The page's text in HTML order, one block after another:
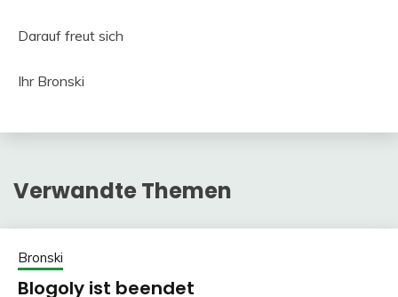
Darauf freut sich
Ihr Bronski
Verwandte Themen
Bronski
Blogoly ist beendet